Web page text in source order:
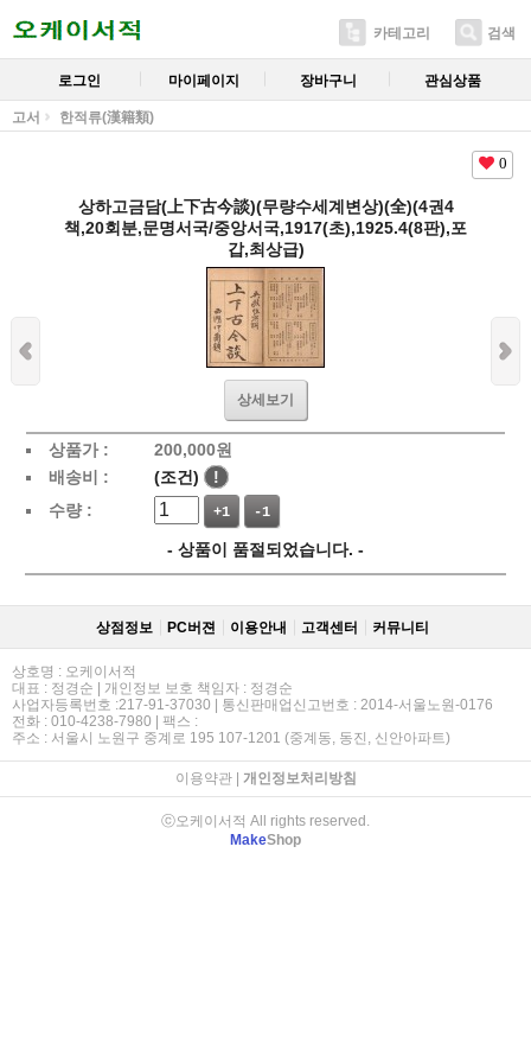
카테고리 검색
로그인 마이페이지 장바구니 관심상품
고서 한적류(漢籍類)
0
상하고금담(上下古今談)(무량수세계변상)(全)(4권4
책,20회분,문명서국/중앙서국,1917(초),1925.4(8판),포
갑,최상급)
상세보기
상품가 : 200,000원
배송비 :
(조건)
!
수량 :
+1 -1
- 상품이 품절되었습니다. -
상점정보 PC버젼 이용안내 고객센터 커뮤니티
상호명 : 오케이서적
대표 : 정경순 | 개인정보 보호 책임자 : 정경순
사업자등록번호 :217-91-37030 | 통신판매업신고번호 : 2014-서울노원-0176
전화 : 010-4238-7980 | 팩스 :
주소 : 서울시 노원구 중계로 195 107-1201 (중계동, 동진, 신안아파트)
이용약관| 개인정보처리방침
ⓒ오케이서적 All rights reserved.
MakeShop